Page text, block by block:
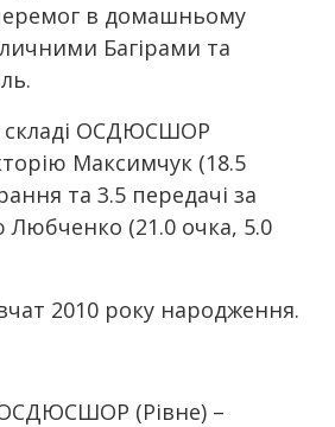
в домашньому
Багірами та
складі ОСДЮСШОР
Максимчук (18.5
та 3.5 передачі за
Любченко (21.0 очка, 5.0
2010 року народження.
(Рівне) –